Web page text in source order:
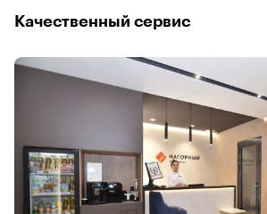
Качественный сервис